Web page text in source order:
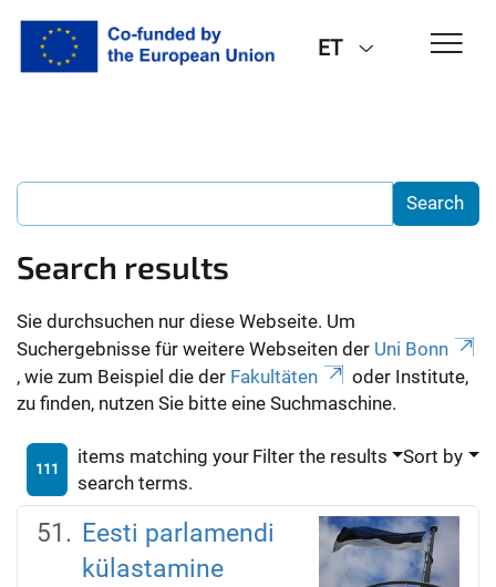
ET
Search results
Sie durchsuchen nur diese Webseite. Um
Suchergebnisse für weitere Webseiten der Uni Bonn
, wie zum Beispiel die der Fakultäten
oder Institute,
zu finden, nutzen Sie bitte eine Suchmaschine.
111
items matching your
search terms.
Filter the results Sort by
Eesti parlamendi
külastamine